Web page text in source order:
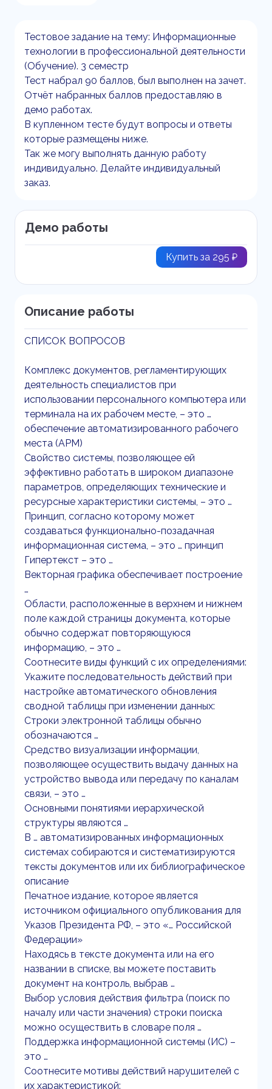
Тестовое задание на тему: Информационные
технологии в профессиональной деятельности
(Обучение). 3 семестр
Тест набрал 90 баллов, был выполнен на зачет.
Отчёт набранных баллов предоставляю в
демо работах.
В купленном тесте будут вопросы и ответы
которые размещены ниже.
Так же могу выполнять данную работу
индивидуально. Делайте индивидуальный
заказ.
Демо работы
Купить за 295 ₽
Описание работы
СПИСОК ВОПРОСОВ
Комплекс документов, регламентирующих
деятельность специалистов при
использовании персонального компьютера или
терминала на их рабочем месте, – это …
обеспечение автоматизированного рабочего
места (АРМ)
Свойство системы, позволяющее ей
эффективно работать в широком диапазоне
параметров, определяющих технические и
ресурсные характеристики системы, – это …
Принцип, согласно которому может
создаваться функционально-позадачная
информационная система, – это … принцип
Гипертекст – это …
Векторная графика обеспечивает построение
…
Области, расположенные в верхнем и нижнем
поле каждой страницы документа, которые
обычно содержат повторяющуюся
информацию, – это …
Соотнесите виды функций с их определениями:
Укажите последовательность действий при
настройке автоматического обновления
сводной таблицы при изменении данных:
Строки электронной таблицы обычно
обозначаются …
Средство визуализации информации,
позволяющее осуществить выдачу данных на
устройство вывода или передачу по каналам
связи, – это …
Основными понятиями иерархической
структуры являются …
В … автоматизированных информационных
системах собираются и систематизируются
тексты документов или их библиографическое
описание
Печатное издание, которое является
источником официального опубликования для
Указов Президента РФ, – это «… Российской
Федерации»
Находясь в тексте документа или на его
названии в списке, вы можете поставить
документ на контроль, выбрав …
Выбор условия действия фильтра (поиск по
началу или части значения) строки поиска
можно осуществить в словаре поля …
Поддержка информационной системы (ИС) –
это …
Соотнесите мотивы действий нарушителей с
их характеристикой: